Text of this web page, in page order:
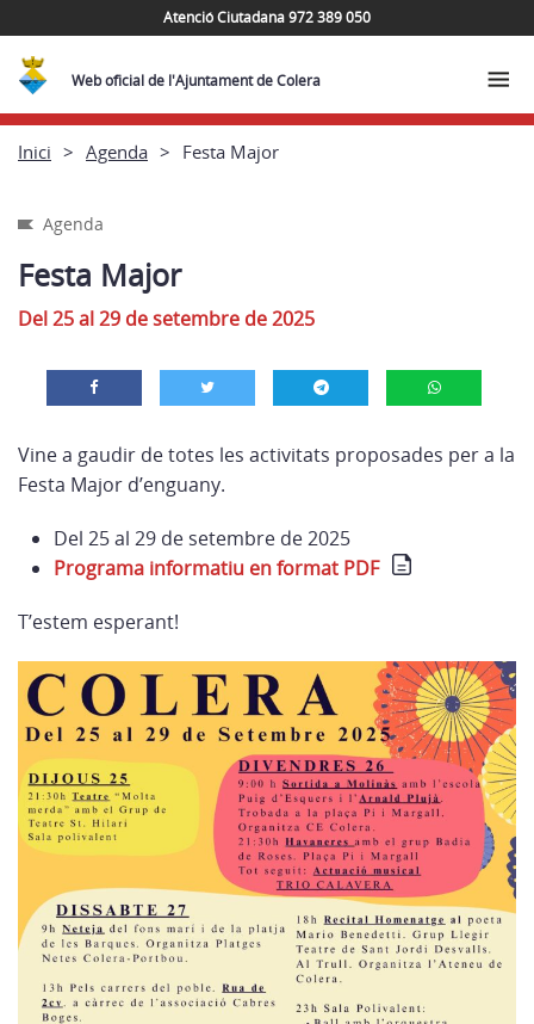
Atenció Ciutadana 972 389 050
Web oficial de l'Ajuntament de Colera
Inici Agenda Festa Major
Agenda
Festa Major
Del 25 al 29 de setembre de 2025
Vine a gaudir de totes les activitats proposades per a la
Festa Major d’enguany.
Del 25 al 29 de setembre de 2025
Programa informatiu en format PDF
T’estem esperant!